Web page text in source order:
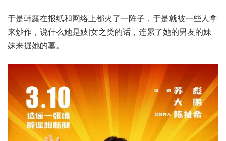
于是韩露在报纸和网络上都火了一阵子，于是就被一些人拿
来炒作，说什么她是妓|女之类的话，连累了她的男友的妹
妹来掘她的墓。